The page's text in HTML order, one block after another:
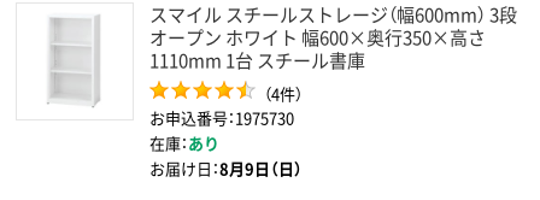
スマイル スチールストレージ（幅600mm） 3段
オープン ホワイト 幅600×奥行350×高さ
1110mm 1台 スチール書庫
（4件）
お申込番号：1975730
在庫：あり
お届け日：8月9日（日）